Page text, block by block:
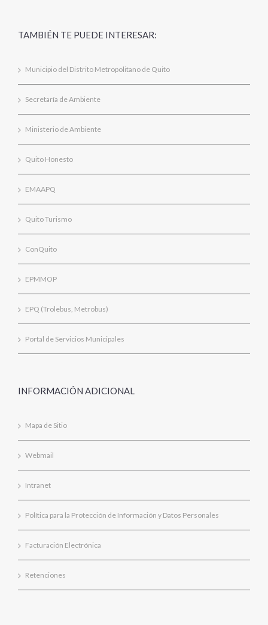
TAMBIÉN TE PUEDE INTERESAR:
Municipio del Distrito Metropolitano de Quito
Secretaría de Ambiente
Ministerio de Ambiente
Quito Honesto
EMAAPQ
Quito Turismo
ConQuito
EPMMOP
EPQ (Trolebus, Metrobus)
Portal de Servicios Municipales
INFORMACIÓN ADICIONAL
Mapa de Sitio
Webmail
Intranet
Política para la Protección de Información y Datos Personales
Facturación Electrónica
Retenciones